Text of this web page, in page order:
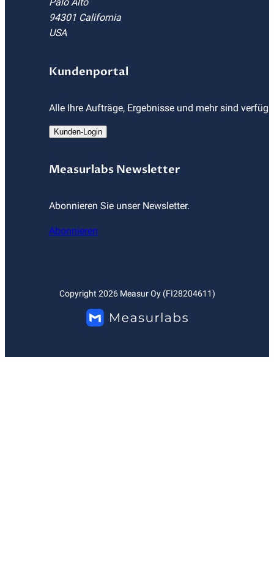
94301 California
USA
Kundenportal
Alle Ihre Aufträge, Ergebnisse und mehr sind
Kunden-Login
Measurlabs Newsletter
Abonnieren Sie unser Newsletter.
Abonnieren
Copyright 2026Measur Oy (FI28204611)